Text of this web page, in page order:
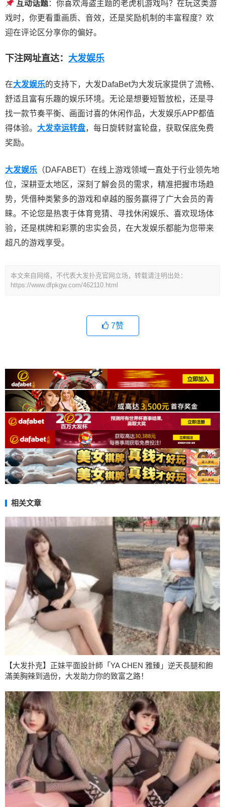
互动话题：你喜欢海盗主题的老虎机游戏吗？在玩这类游
戏时，你更看重画质、音效，还是奖励机制的丰富程度？欢
迎在评论区分享你的偏好。
下注网址直达： 大发娱乐
在大发娱乐的支持下，大发DafaBet为大发玩家提供了流畅、
舒适且富有乐趣的娱乐环境。无论是想要短暂放松，还是寻
找一款节奏平衡、画面讨喜的休闲作品，大发娱乐APP都值
得体验。 大发幸运转盘，每日旋转财富轮盘，获取保底免费
奖励。
大发娱乐 （DAFABET）在线上游戏领域一直处于行业领先地
位，深耕亚太地区，深刻了解会员的需求，精准把握市场趋
势，凭借种类繁多的游戏和卓越的服务赢得了广大会员的青
睐。不论您是热衷于体育竞猜、寻找休闲娱乐、喜欢现场体
验，还是棋牌和彩票的忠实会员，在大发娱乐都能为您带来
超凡的游戏享受。
本文来自网络，不代表大发扑克官网立场，转载请注明出处：
https://www.dfpkgw.com/462110.html
7赞
相关文章
【大发扑克】正妹平面設計師「YA CHEN 雅臻」逆天長腿和飽
滿美胸辣到過份，大发助力你的致富之路！